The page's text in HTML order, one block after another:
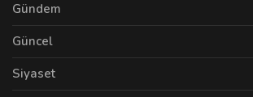
Gündem
Güncel
Siyaset